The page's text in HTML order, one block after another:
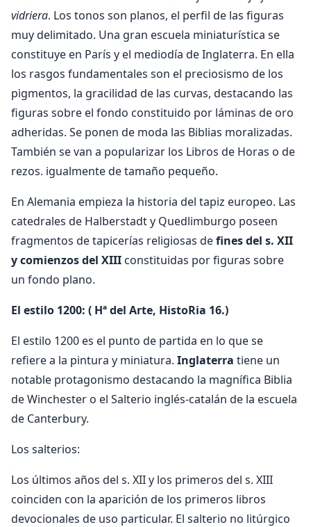
vidriera. Los tonos son planos, el perfil de las figuras
muy delimitado. Una gran escuela miniaturística se
constituye en París y el mediodía de Inglaterra. En ella
los rasgos fundamentales son el preciosismo de los
pigmentos, la gracilidad de las curvas, destacando las
figuras sobre el fondo constituido por láminas de oro
adheridas. Se ponen de moda las Biblias moralizadas.
También se van a popularizar los Libros de Horas o de
rezos. igualmente de tamaño pequeño.
En Alemania empieza la historia del tapiz europeo. Las
catedrales de Halberstadt y Quedlimburgo poseen
fragmentos de tapicerías religiosas defines del s. XII
y comienzos del XIII constituidas por figuras sobre
un fondo plano.
El estilo 1200: ( Hª del Arte, HistoRia 16.)
El estilo 1200 es el punto de partida en lo que se
refiere a la pintura y miniatura. Inglaterra tiene un
notable protagonismo destacando la magnífica Biblia
de Winchester o el Salterio inglés-catalán de la escuela
de Canterbury.
Los salterios:
Los últimos años del s. XII y los primeros del s. XIII
coinciden con la aparición de los primeros libros
devocionales de uso particular. El salterio no litúrgico